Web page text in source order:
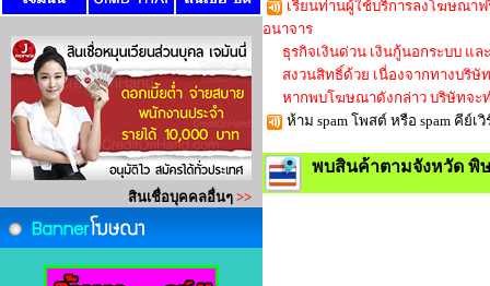
เรียนท่านผู้ใช้บริการลงโฆษณา
อนาจาร
ธุรกิจเงินด่วน เงินกู้นอกระบบ แล
สงวนสิทธิ์ด้วย เนื่องจากทางบริษัท
หากพบโฆษณาดังกล่าว บริษัทจะ
ห้าม spam โพสต์ หรือ spam คีย์
พบสินค้าตามจังหวัด พิ